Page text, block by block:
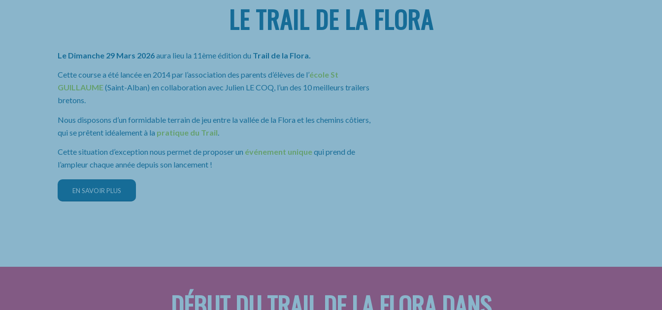
LE TRAIL DE LA FLORA
Le Dimanche 29 Mars 2026aura lieu la 11ème édition du Trail de la Flora.
Cette course a été lancée en 2014 par l’association des parents d’élèves de l’école St
GUILLAUME(Saint-Alban) en collaboration avec Julien LE COQ, l’un des 10 meilleurs trailers
bretons.
Nous disposons d’un formidable terrain de jeu entre la vallée de la Flora et les chemins côtiers,
qui se prêtent idéalement à la pratique du Trail
Cette situation d’exception nous permet de proposer un événement uniquequi prend de
l’ampleur chaque année depuis son lancement !
EN SAVOIR PLUS